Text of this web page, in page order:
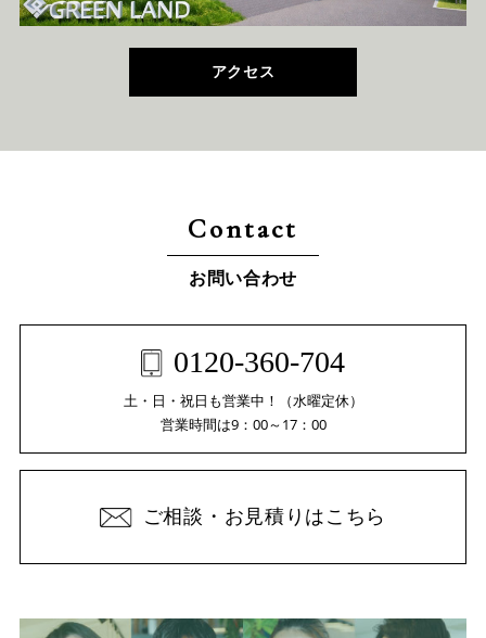
アクセス
Contact
お問い合わせ
0120-360-704
土・日・祝日も営業中！（水曜定休）
営業時間は9：00～17：00
ご相談・お見積りはこちら